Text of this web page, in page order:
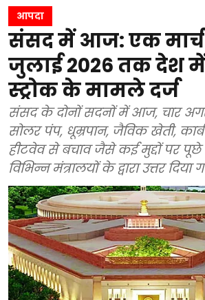
आपदा
संसद में आज: एक
जुलाई 2026 तक देश में
स्ट्रोक के मामले दर्ज
संसद के दोनों सदनों में आज, चार
सोलर पंप, धूम्रपान, जैविक खेती,
हीटवेव से बचाव जैसे कई मुद्दों पर पूछे
विभिन्न मंत्रालयों के द्वारा उत्तर दिया